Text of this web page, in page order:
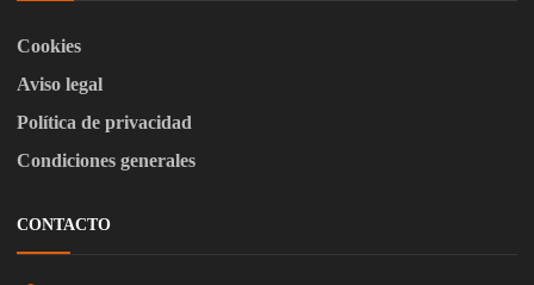
Cookies
Aviso legal
Política de privacidad
Condiciones generales
CONTACTO